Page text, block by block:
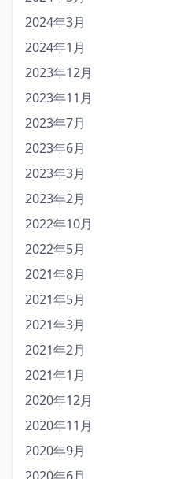
2024年3月
2024年1月
2023年12月
2023年11月
2023年7月
2023年6月
2023年3月
2023年2月
2022年10月
2022年5月
2021年8月
2021年5月
2021年3月
2021年2月
2021年1月
2020年12月
2020年11月
2020年9月